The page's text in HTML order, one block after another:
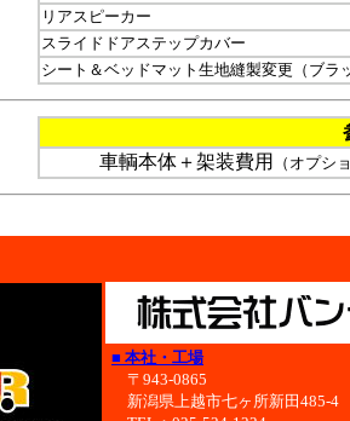
リアスピーカー
スライドドアステップカバー
シート＆ベッドマット生地縫製変更（ブラ
車輌本体＋架装費用
（オプシ
■ 本社・工場
〒943-0865
新潟県上越市七ヶ所新田485-4